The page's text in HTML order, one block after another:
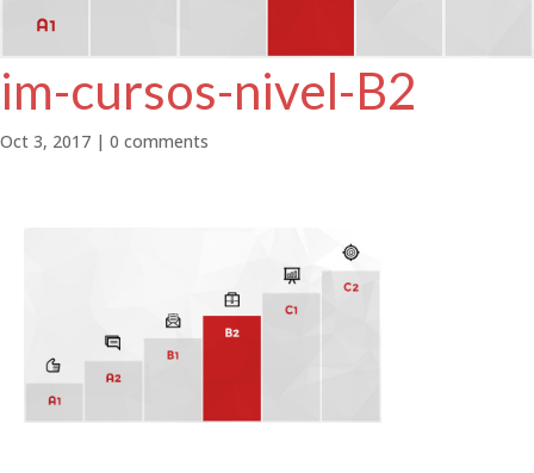
im-cursos-nivel-B2
Oct 3, 2017 | 0 comments